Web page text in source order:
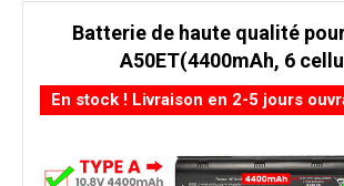
Batterie de haute qualité
A50ET(4400mAh, 6
En stock ! Livraison en 2-5 jours